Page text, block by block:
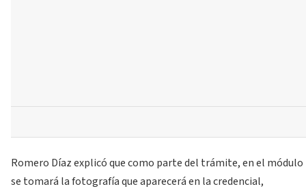
Romero Díaz explicó que como parte del trámite, en el módulo
se tomará la fotografía que aparecerá en la credencial,